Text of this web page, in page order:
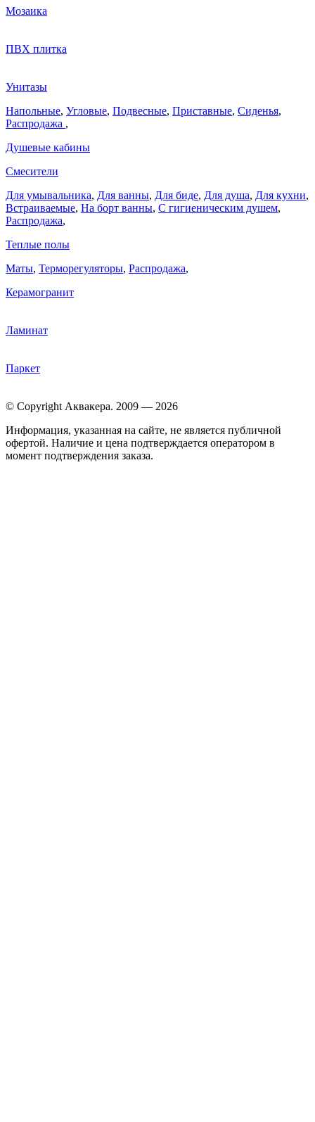
Мозаика
ПВХ плитка
Унитазы
Напольные, Угловые, Подвесные, Приставные, Сиденья,
Распродажа ,
Душевые кабины
Смесители
Для умывальника, Для ванны, Для биде, Для душа, Для кухни,
Встраиваемые, На борт ванны, C гигиеническим душем,
Распродажа,
Теплые полы
Маты, Терморегуляторы, Распродажа,
Керамогранит
Ламинат
Паркет
© Copyright Аквакера. 2009 — 2026
Информация, указанная на сайте, не является публичной
офертой. Наличие и цена подтверждается оператором в
момент подтверждения заказа.